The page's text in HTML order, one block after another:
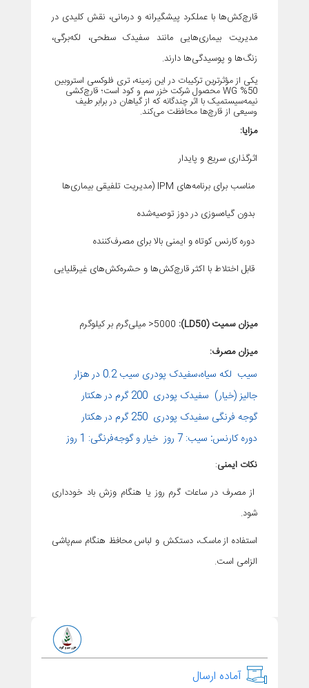
قارچ‌کش‌ها با عملکرد پیشگیرانه و درمانی، نقش کلیدی در
مدیریت بیماری‌هایی مانند سفیدک سطحی، لکه‌برگی،
زنگ‌ها و پوسیدگی‌ها دارند.
یکی از مؤثرترین ترکیبات در این زمینه،تری فلوکسی استروبین
50
% WG محصول شرکت خزر سم و کود است؛ قارچ‌کشی
نیمه‌سیستمیک با اثر چندگانه که از گیاهان در برابر طیف
وسیعی از قارچ‌ها محافظت می‌کند.
مزایا:
اثرگذاری سریع و پایدار
مناسب برای برنامه‌های IPM (مدیریت تلفیقی بیماری‌ها
بدون گیاه‌سوزی در دوز توصیه‌شده
دوره کارنس کوتاه و ایمنی بالا برای مصرف‌کننده
قابل اختلاط با اکثر قارچ‌کش‌ها و حشره‌کش‌های غیرقلیایی
میزان سمیت(LD50)
: 5000< میلی‌گرم بر کیلوگرم
میزان مصرف:
سیب لکه سیاه،سفیدک پودری سیب 0.2 در هزار
جالیز (خیار) سفیدک پودری 200 گرم در هکتار
گوجه فرنگی سفیدک پودری 250 گرم در هکتار
دوره کارنس: سیب: 7 روز خیار و گوجه‌فرنگی: 1 روز
نکات ایمنی:
از مصرف در ساعات گرم روز یا هنگام وزش باد خودداری
شود.
استفاده از ماسک، دستکش و لباس محافظ هنگام سم‌پاشی
الزامی است.
آماده ارسال